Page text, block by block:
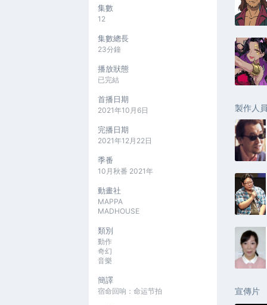
集數
12
集數總長
23分鐘
播放狀態
已完結
首播日期
2021年10月6日
完播日期
2021年12月22日
季番
10月秋番 2021年
動畫社
MAPPA
MADHOUSE
類別
動作
奇幻
音樂
簡譯
宿命回响：命运节拍
製作人
宣傳片